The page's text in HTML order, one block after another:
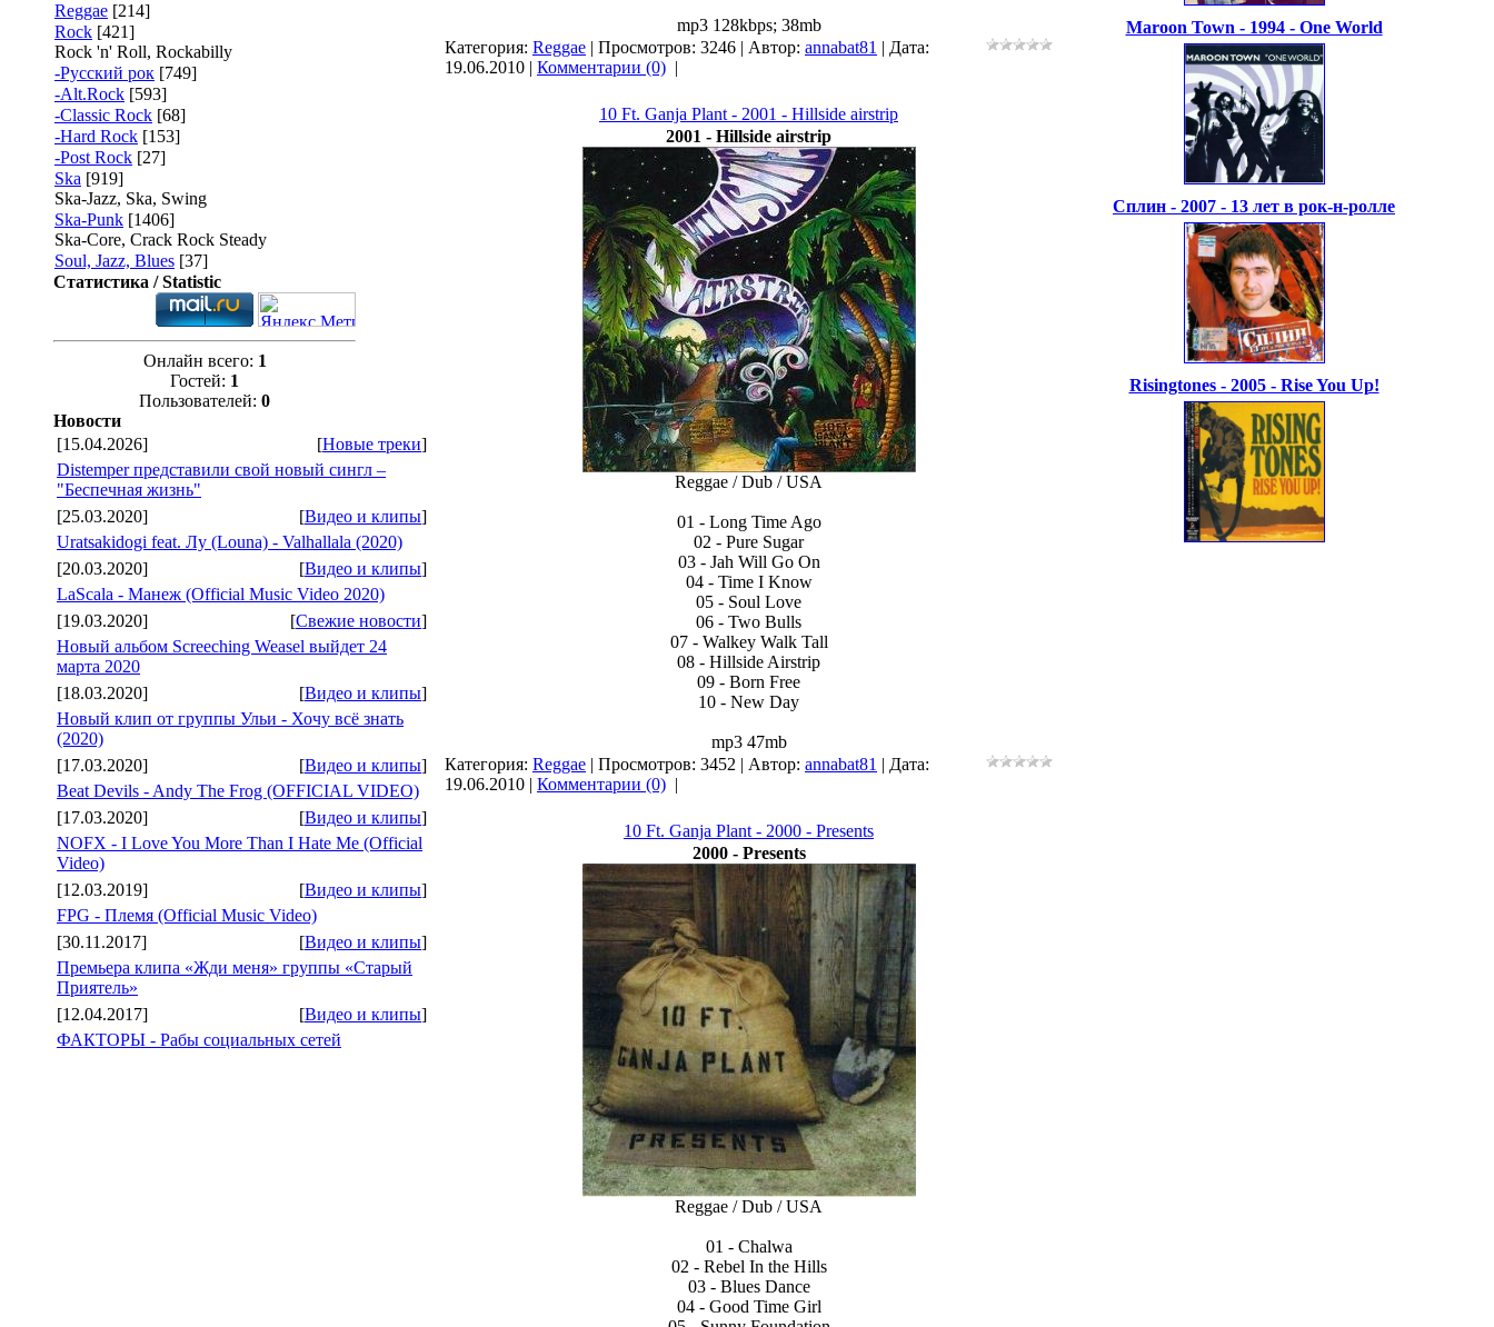
Reggae [214]
Rock [421]
Rock 'n' Roll, Rockabilly
-Русский рок [749]
-Alt.Rock [593]
-Classic Rock [68]
-Hard Rock [153]
-Post Rock [27]
Ska [919]
Ska-Jazz, Ska, Swing
Ska-Punk [1406]
Ska-Core, Crack Rock Steady
Soul, Jazz, Blues [37]
Статистика / Statistic
Онлайн всего: 1
Гостей: 1
Пользователей: 0
Новости
[15.04.2026]
[Новые треки]
Distemper представили свой новый сингл –
"Беспечная жизнь"
[25.03.2020]
[Видео и клипы]
Uratsakidogi feat. Лу (Louna) - Valhallala (2020)
[20.03.2020]
[Видео и клипы]
LaScala - Манеж (Official Music Video 2020)
[19.03.2020]
[Свежие новости]
Новый альбом Screeching Weasel выйдет 24
марта 2020
[18.03.2020]
[Видео и клипы]
Новый клип от группы Ульи - Хочу всё знать
(2020)
[17.03.2020]
[Видео и клипы]
Beat Devils - Andy The Frog (OFFICIAL VIDEO)
[17.03.2020]
[Видео и клипы]
NOFX - I Love You More Than I Hate Me (Official
Video)
[12.03.2019]
[Видео и клипы]
FPG - Племя (Official Music Video)
[30.11.2017]
[Видео и клипы]
Премьера клипа «Жди меня» группы «Старый
Приятель»
[12.04.2017]
[Видео и клипы]
ФАКТОРЫ - Рабы социальных сетей
mp3 128kbps; 38mb
Категория: Reggae | Просмотров: 3246 | Автор: annabat81 | Дата:
19.06.2010 | Комментарии (0) |
10 Ft. Ganja Plant - 2001 - Hillside airstrip
2001 - Hillside airstrip
Reggae / Dub / USA
01 - Long Time Ago
02 - Pure Sugar
03 - Jah Will Go On
04 - Time I Know
05 - Soul Love
06 - Two Bulls
07 - Walkey Walk Tall
08 - Hillside Airstrip
09 - Born Free
10 - New Day
mp3 47mb
Категория: Reggae | Просмотров: 3452 | Автор: annabat81 | Дата:
19.06.2010 | Комментарии (0) |
10 Ft. Ganja Plant - 2000 - Presents
2000 - Presents
Reggae / Dub / USA
01 - Chalwa
02 - Rebel In the Hills
03 - Blues Dance
04 - Good Time Girl
Maroon Town - 1994 - One World
Сплин - 2007 - 13 лет в рок-н-ролле
Risingtones - 2005 - Rise You Up!